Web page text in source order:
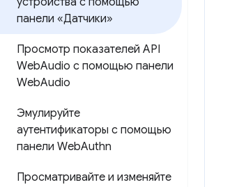
панели «Датчики»
Просмотр показателей API
WebAudio с помощью панели
WebAudio
Эмулируйте
аутентификаторы с помощью
панели WebAuthn
Просматривайте и изменяйте